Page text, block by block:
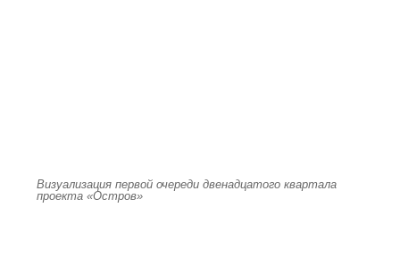
Визуализация первой очереди двенадцатого квартала
проекта «Остров»